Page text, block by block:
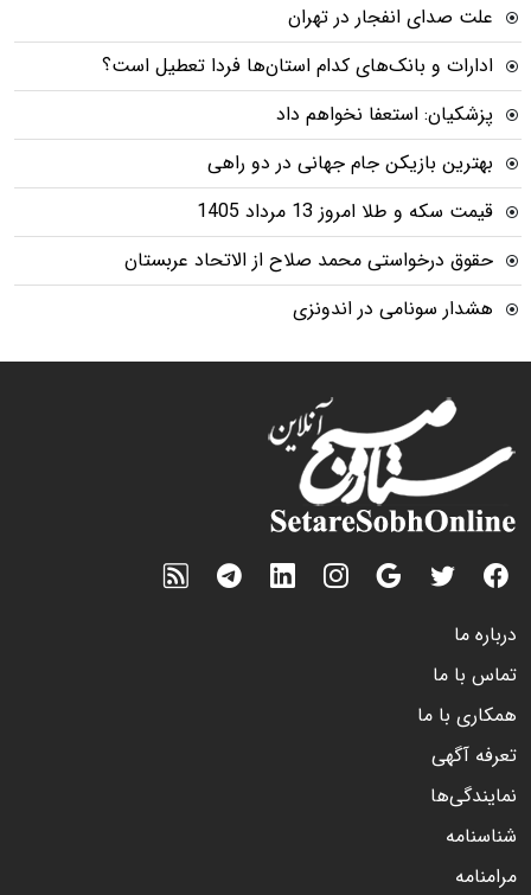
علت صدای انفجار در تهران
ادارات و بانک‌های کدام استان‌ها فردا تعطیل است؟
پزشکیان: استعفا نخواهم داد
بهترین بازیکن جام جهانی در دو راهی
قیمت سکه و طلا امروز 13 مرداد 1405
حقوق درخواستی محمد صلاح از الاتحاد عربستان
هشدار سونامی در اندونزی
درباره ما
تماس با ما
همکاری با ما
تعرفه آگهی
نمایندگی‌ها
شناسنامه
مرامنامه